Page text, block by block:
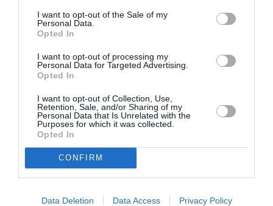
I want to opt-out of the Sale of my
Personal Data.
Opted In
I want to opt-out of processing my
Personal Data for Targeted Advertising.
Opted In
I want to opt-out of Collection, Use,
Retention, Sale, and/or Sharing of my
Personal Data that Is Unrelated with the
Purposes for which it was collected.
Opted In
CONFIRM
Data Deletion Data Access Privacy Policy